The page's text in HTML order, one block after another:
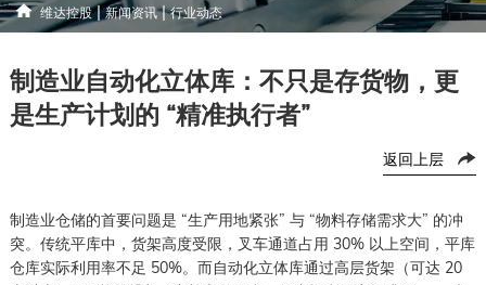
心
资
讯
决
方
案
联
系
方
维达控股|新闻资讯|行业动态
制造业自动化立体库：不只是存货物，更
是生产计划的 “精准执行者”
返回上层
制造业仓储的首要问题是 “生产用地紧张” 与 “物料存储需求大” 的冲
突。传统平库中，货架高度受限，叉车通道占用 30% 以上空间，平库
仓库实际利用率不足 50%。而自动化立体库通过高层货架（可达 20